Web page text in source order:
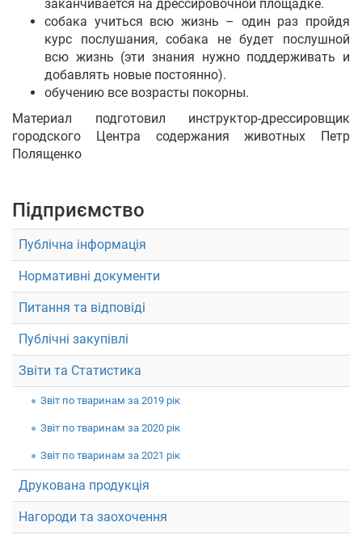
заканчивается на дрессировочной площадке.
собака учиться всю жизнь – один раз пройдя
курс послушания, собака не будет послушной
всю жизнь (эти знания нужно поддерживать и
добавлять новые постоянно).
обучению все возрасты покорны.
Материал подготовил инструктор-дрессировщик
городского Центра содержания животных Петр
Полященко
Підприємство
Публічна інформація
Нормативні документи
Питання та відповіді
Публічні закупівлі
Звіти та Статистика
Звiт по тваринам за 2019 рік
Звiт по тваринам за 2020 рік
Звiт по тваринам за 2021 рік
Друкована продукція
Нагороди та заохочення